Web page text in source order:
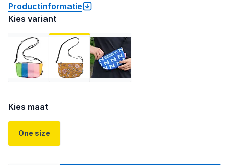
Productinformatie
Kies variant
Kies maat
One size